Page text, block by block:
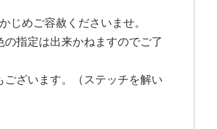
めご容赦くださいませ。
指定は出来かねますのでご了
ざいます。（ステッチを解い